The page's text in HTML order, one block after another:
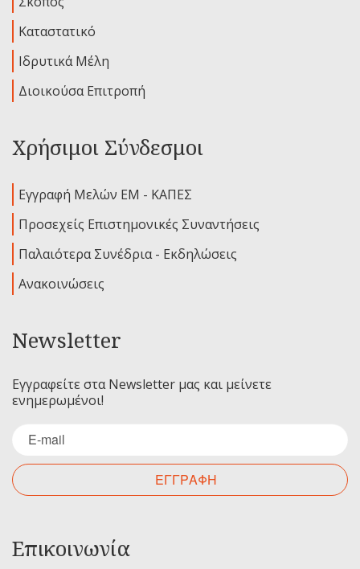
Καταστατικό
Ιδρυτικά Μέλη
Διοικούσα Επιτροπή
Χρήσιμοι Σύνδεσμοι
Εγγραφή Μελών ΕΜ - ΚΑΠΕΣ
Προσεχείς Επιστημονικές Συναντήσεις
Παλαιότερα Συνέδρια - Εκδηλώσεις
Ανακοινώσεις
Newsletter
Εγγραφείτε στα Newsletter μας και μείνετε
ενημερωμένοι!
ΕΓΓΡΑΦΗ
Επικοινωνία